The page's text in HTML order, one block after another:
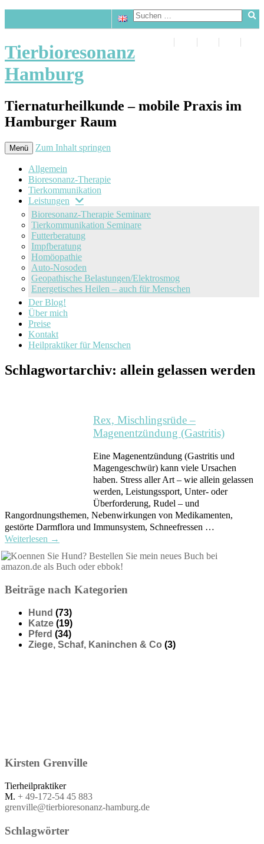
Tierbioresonanz
Hamburg
Tiernaturheilkunde – mobile Praxis im
Hamburger Raum
Menü Zum Inhalt springen
Allgemein
Bioresonanz-Therapie
Tierkommunikation
Leistungen
Bioresonanz-Therapie Seminare
Tierkommunikation Seminare
Futterberatung
Impfberatung
Homöopathie
Auto-Nosoden
Geopathische Belastungen/Elektrosmog
Energetisches Heilen – auch für Menschen
Der Blog!
Über mich
Preise
Kontakt
Heilpraktiker für Menschen
Schlagwortarchiv: allein gelassen werden
Rex, Mischlingsrüde –
Magenentzündung (Gastritis)
Eine Magenentzündung (Gastritis und
Magengeschwür) kann viele Ursachen
haben. Stress aller Art – wie allein gelassen
werden, Leistungssport, Unter- oder
Überforderung, Rudel – und
Rangordnungsthemen, Nebenwirkungen von Medikamenten,
gestörte Darmflora und Immunsystem, Schneefressen …
Weiterlesen →
Beiträge nach Kategorien
Hund (73)
Katze (19)
Pferd (34)
Ziege, Schaf, Kaninchen & Co (3)
Kirsten Grenville
Tierheilpraktiker
M. + 49-172-54 45 883
grenville@tierbioresonanz-hamburg.de
Schlagwörter